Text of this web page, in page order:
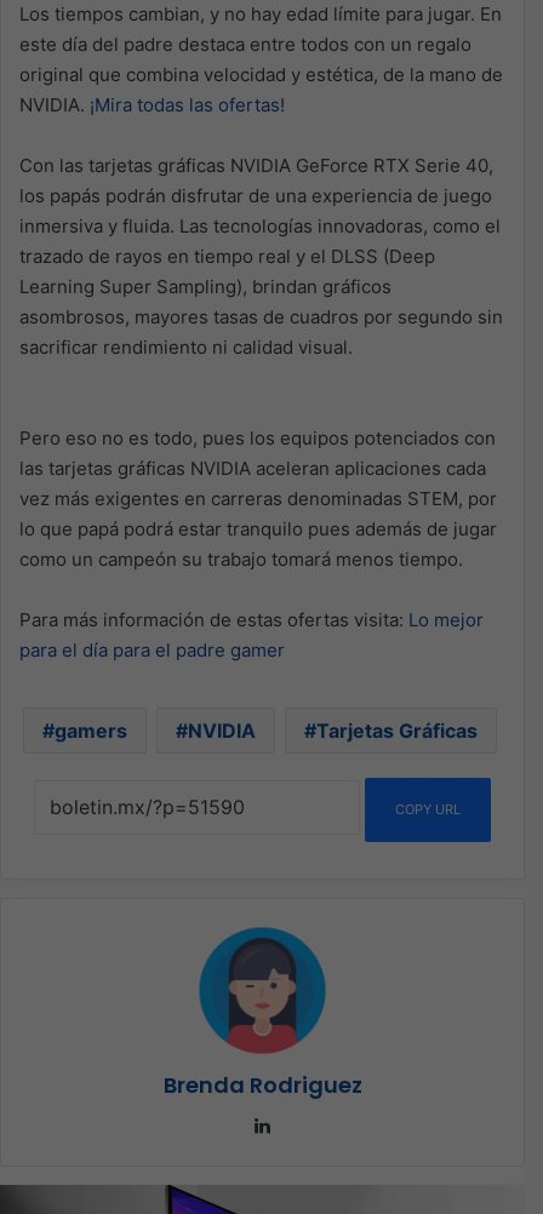
Los tiempos cambian, y no hay edad límite para jugar. En
este día del padre destaca entre todos con un regalo
original que combina velocidad y estética, de la mano de
NVIDIA. ¡Mira todas las ofertas!
Con las tarjetas gráficas NVIDIA GeForce RTX Serie 40,
los papás podrán disfrutar de una experiencia de juego
inmersiva y fluida. Las tecnologías innovadoras, como el
trazado de rayos en tiempo real y el DLSS (Deep
Learning Super Sampling), brindan gráficos
asombrosos, mayores tasas de cuadros por segundo sin
sacrificar rendimiento ni calidad visual.
Pero eso no es todo, pues los equipos potenciados con
las tarjetas gráficas NVIDIA aceleran aplicaciones cada
vez más exigentes en carreras denominadas STEM, por
lo que papá podrá estar tranquilo pues además de jugar
como un campeón su trabajo tomará menos tiempo.
Para más información de estas ofertas visita: Lo mejor
para el día para el padre gamer
gamers NVIDIA Tarjetas Gráficas
COPY URL
Brenda Rodriguez